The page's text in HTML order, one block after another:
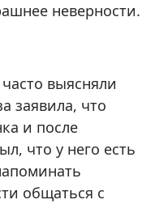
неверности.
выясняли
заявила, что
и после
что у него есть
общаться с